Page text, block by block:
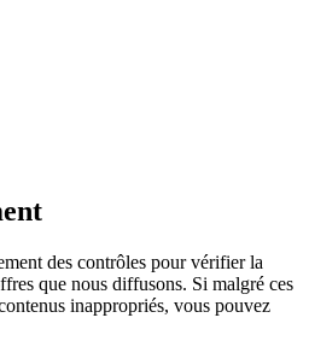
des contrôles pour vérifier la
que nous diffusons. Si malgré ces
inappropriés, vous pouvez